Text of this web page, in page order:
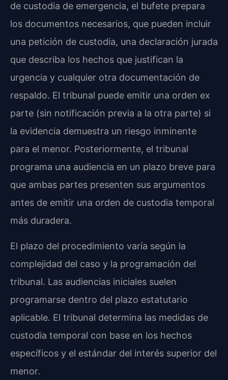
de custodia de emergencia, el bufete prepara
los documentos necesarios, que pueden incluir
una petición de custodia, una declaración jurada
que describa los hechos que justifican la
urgencia y cualquier otra documentación de
respaldo. El tribunal puede emitir una orden ex
parte (sin notificación previa a la otra parte) si
la evidencia demuestra un riesgo inminente
para el menor. Posteriormente, el tribunal
programa una audiencia en un plazo breve para
que ambas partes presenten sus argumentos
antes de emitir una orden de custodia temporal
más duradera.
El plazo del procedimiento varía según la
complejidad del caso y la programación del
tribunal. Las audiencias iniciales suelen
programarse dentro del plazo estatutario
aplicable. El tribunal determina las medidas de
custodia temporal con base en los hechos
específicos y el estándar del interés superior del
menor.